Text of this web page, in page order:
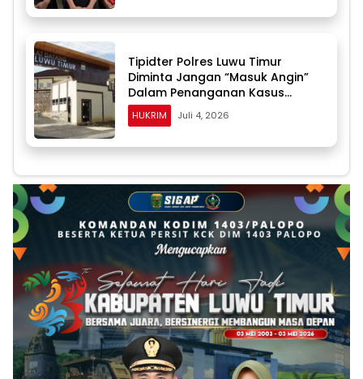
Tipidter Polres Luwu Timur
Diminta Jangan “Masuk Angin”
Dalam Penanganan Kasus
Dugaan Penyalahgunaan BBM
Solar Subsidi
HUKRIM Juli 4, 2026